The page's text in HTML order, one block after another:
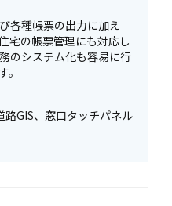
各種帳票の出力に加え
宅の帳票管理にも対応し
のシステム化も容易に行
GIS、窓口タッチパネル